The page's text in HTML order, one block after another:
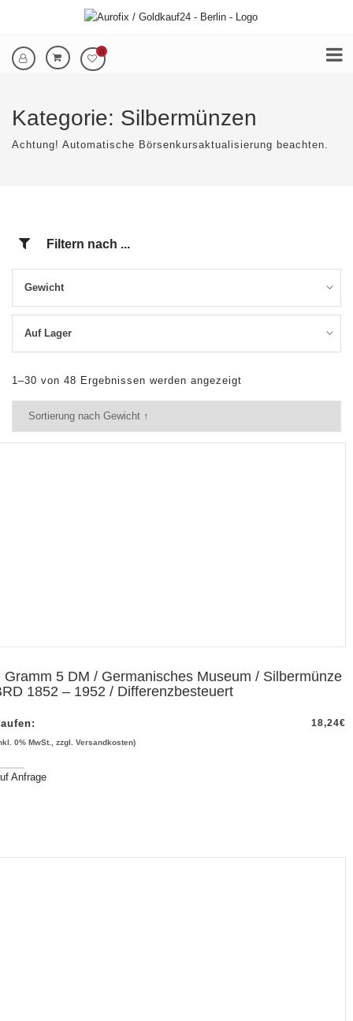
0
Kategorie: Silbermünzen
Achtung! Automatische Börsenkursaktualisierung beachten.
Filtern nach ...
Gewicht
Auf Lager
1–30 von 48 Ergebnissen werden angezeigt
Gramm 5 DM / Germanisches Museum / Silbermünze
1852 – 1952 / Differenzbesteuert
18,24€
0% MwSt., zzgl. Versandkosten)
Anfrage